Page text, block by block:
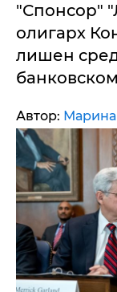
"Спонсор"
олигарх
лишен
Автор: